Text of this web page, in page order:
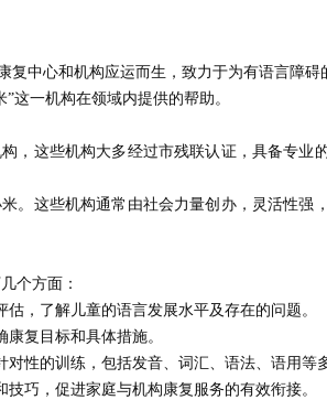
中心和机构应运而生，致力于为有语言障
”这一机构在领域内提供的帮助。
，这些机构大多经过市残联认证，具备专业
米。这些机构通常由社会力量创办，灵活性
个方面：
，了解儿童的语言发展水平及存在的问题。
复目标和具体措施。
性的训练，包括发音、词汇、语法、语用等
巧，促进家庭与机构康复服务的有效衔接。